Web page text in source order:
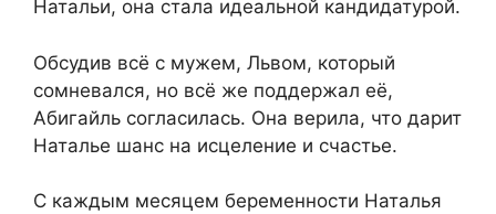
Натальи, она стала идеальной кандидатурой.
Обсудив всё с мужем, Львом, который
сомневался, но всё же поддержал её,
Абигайль согласилась. Она верила, что дарит
Наталье шанс на исцеление и счастье.
С каждым месяцем беременности Наталья